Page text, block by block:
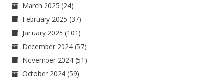
March 2025 (24)
February 2025 (37)
January 2025 (101)
December 2024 (57)
November 2024 (51)
October 2024 (59)